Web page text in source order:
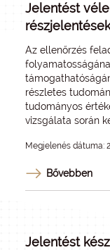
Jelentést
Az ellenőrzés
részletes
tudományos
vizsgálata során
Megjelenés dátuma:
Bővebben
Jelentést